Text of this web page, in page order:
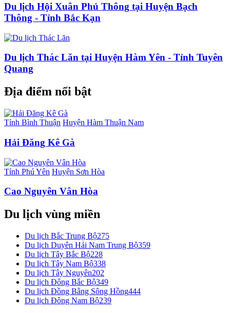
Du lịch Hội Xuân Phủ Thông tại Huyện Bạch
Thông - Tỉnh Bắc Kạn
Du lịch Thác Lăn tại Huyện Hàm Yên - Tỉnh Tuyên
Quang
Địa điểm nổi bật
Tỉnh Bình Thuận Huyện Hàm Thuận Nam
Hải Đăng Kê Gà
Tỉnh Phú Yên Huyện Sơn Hòa
Cao Nguyên Vân Hòa
Du lịch vùng miền
Du lịch Bắc Trung Bộ275
Du lịch Duyên Hải Nam Trung Bộ359
Du lịch Tây Bắc Bộ228
Du lịch Tây Nam Bộ338
Du lịch Tây Nguyên202
Du lịch Đông Bắc Bộ349
Du lịch Đồng Bằng Sông Hồng444
Du lịch Đông Nam Bộ239